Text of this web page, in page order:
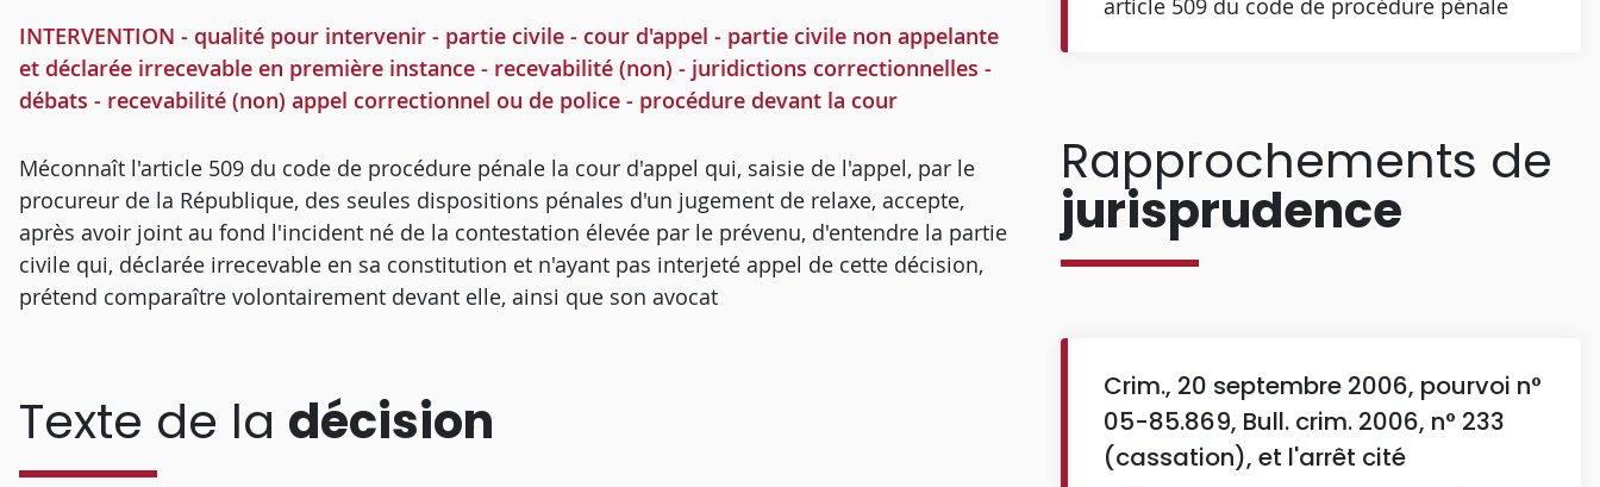
INTERVENTION - qualité pour intervenir - partie civile - cour d'appel - partie civile non appelante
et déclarée irrecevable en première instance - recevabilité (non) - juridictions correctionnelles -
débats - recevabilité (non) appel correctionnel ou de police - procédure devant la cour
Méconnaît l'article 509 du code de procédure pénale la cour d'appel qui, saisie de l'appel, par le
procureur de la République, des seules dispositions pénales d'un jugement de relaxe, accepte,
après avoir joint au fond l'incident né de la contestation élevée par le prévenu, d'entendre la partie
civile qui, déclarée irrecevable en sa constitution et n'ayant pas interjeté appel de cette décision,
prétend comparaître volontairement devant elle, ainsi que son avocat
Texte de la décision
article 509 du code de procédure pénale
Rapprochements de
jurisprudence
Crim., 20 septembre 2006, pourvoi n°
05-85.869, Bull. crim. 2006, n° 233
(cassation), et l'arrêt cité